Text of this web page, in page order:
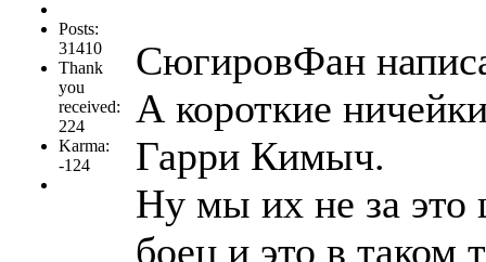
Posts:
31410
Thank
you
received:
224
Karma:
-124
СюгировФан
А короткие
Гарри Кимыч.
Ну мы их не за это
боец и это в таком